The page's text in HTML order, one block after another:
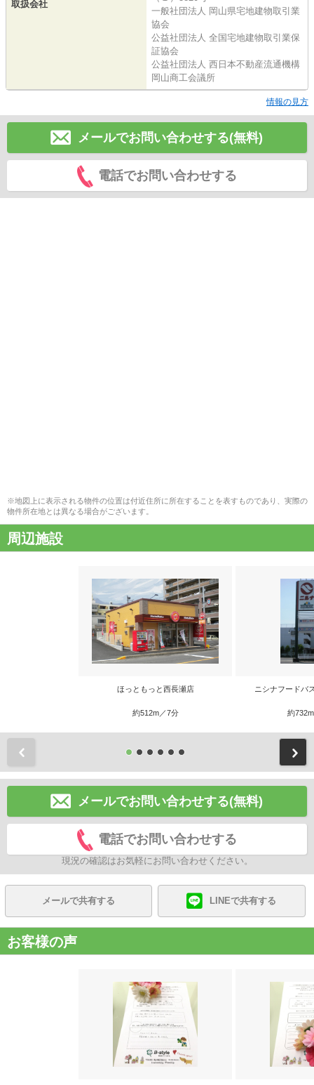
取扱会社
一般社団法人 岡山県宅地建物取引業
協会
公益社団法人 全国宅地建物取引業保
証協会
公益社団法人 西日本不動産流通機構
岡山商工会議所
情報の見方
メールでお問い合わせする(無料)
電話でお問い合わせする
※地図上に表示される物件の位置は付近住所に所在することを表すものであり、実際の
物件所在地とは異なる場合がございます。
周辺施設
ほっともっと西長瀬店
約512m／7分
ニシナフードバ
約
メールでお問い合わせする(無料)
電話でお問い合わせする
現況の確認はお気軽にお問い合わせください。
メールで共有する LINEで共有する
お客様の声